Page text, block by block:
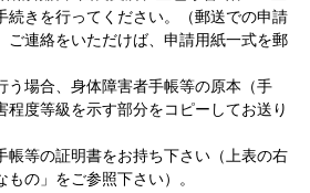
続きを行ってください。（郵送での申請
ご連絡をいただけば、申請用紙一式を郵
う場合、身体障害者手帳等の原本（手
程度等級を示す部分をコピーしてお送り
帳等の証明書をお持ち下さい（上表の右
の」をご参照下さい）。